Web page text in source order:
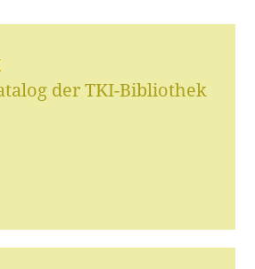
der TKI-Bibliothek